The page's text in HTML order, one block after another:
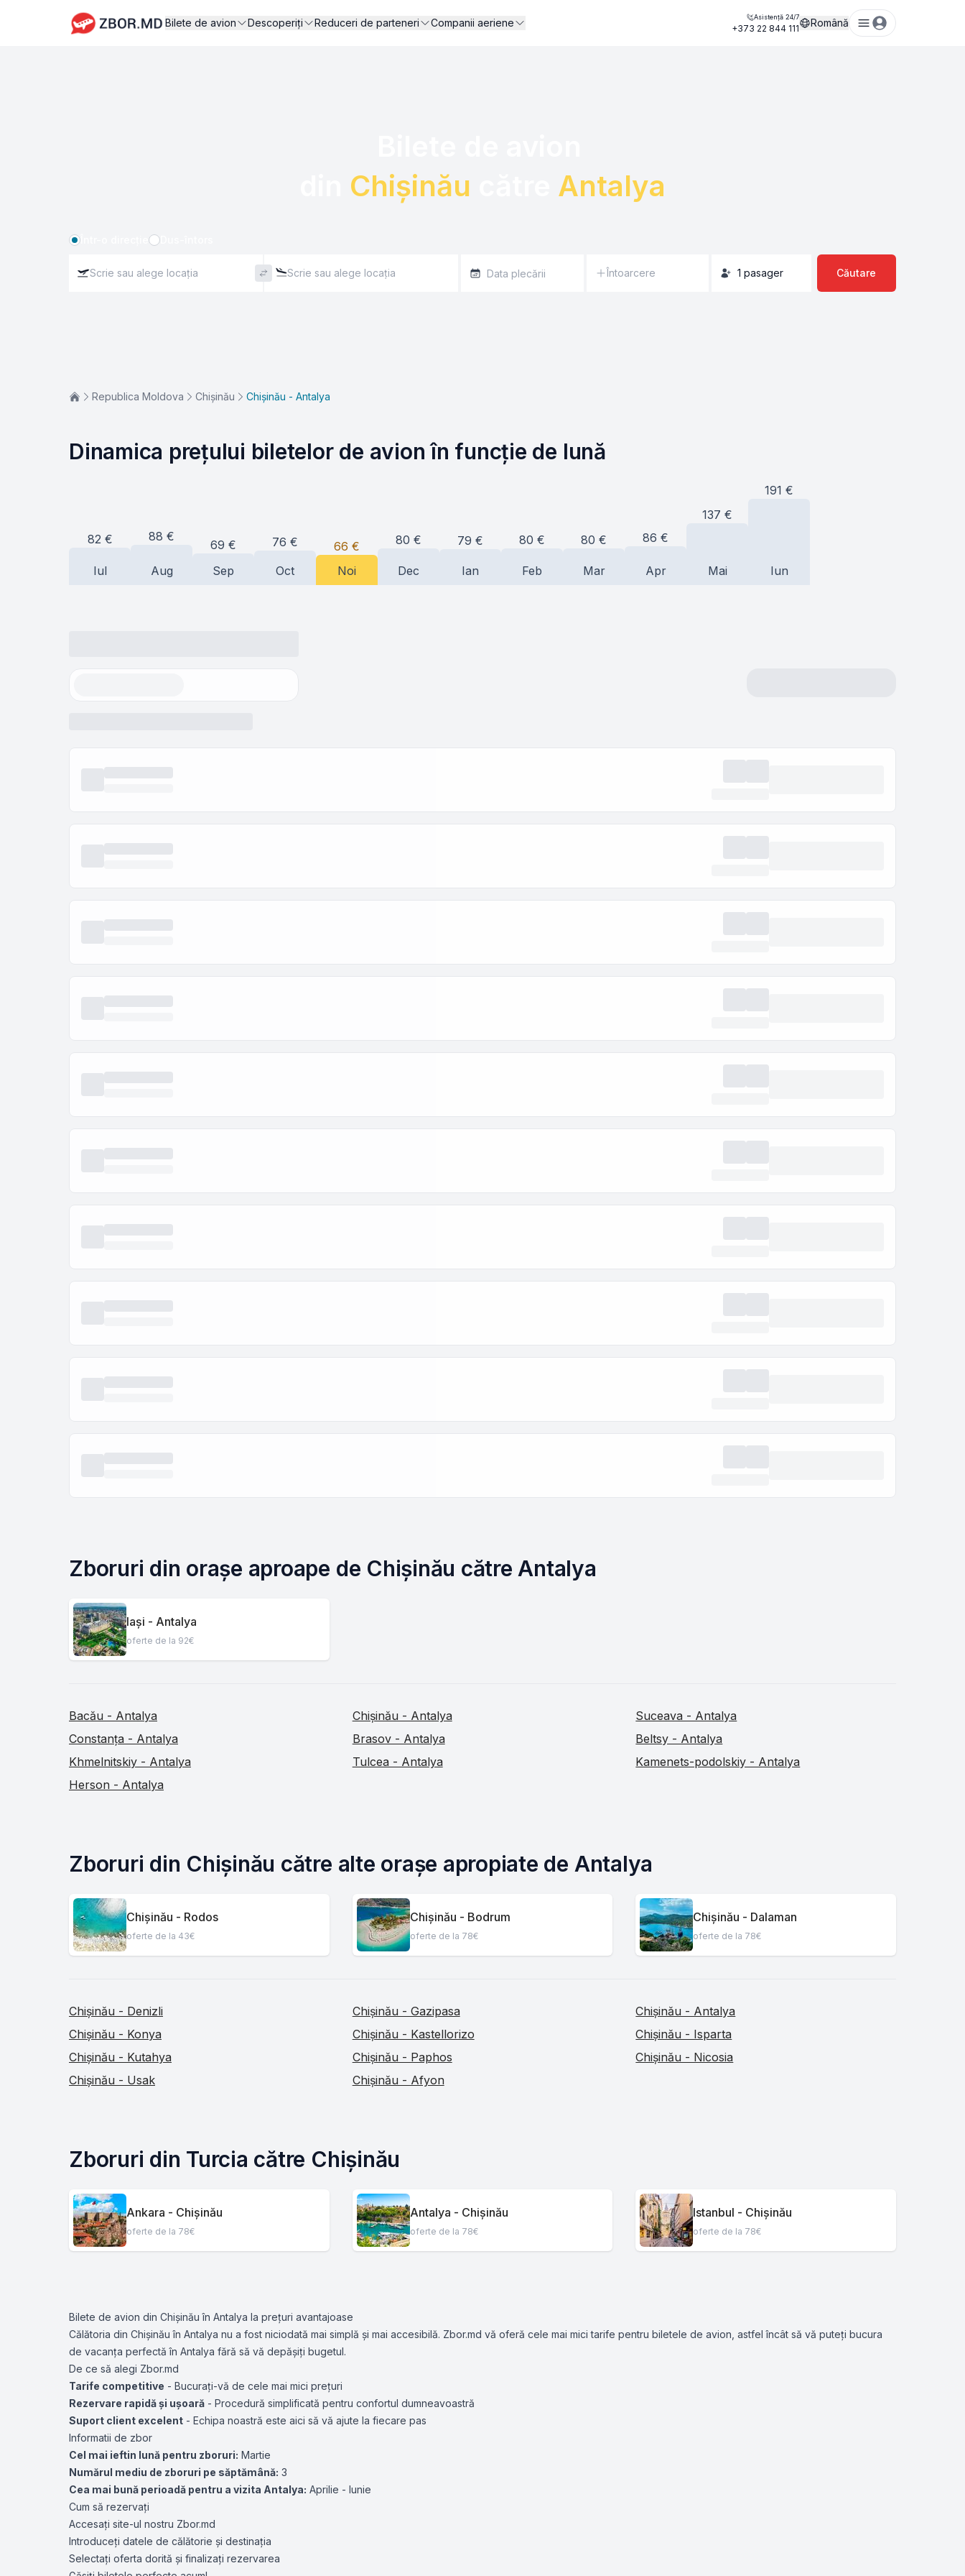
Bilete de avion Descoperiți Reduceri de parteneri Companii aeriene Asistență 24/7
+373 22 844 111 Română
Chișinău Antalya
Întoarcere 1 pasager Căutare
Republica Moldova Chișinău Chișinău - Antalya
Dinamica prețului biletelor de avion în funcție de lună
82 €
Iul
88 €
Aug
69 €
Sep
76 €
Oct
66 €
Noi
80 €
Dec
79 €
Ian
80 €
Feb
80 €
Mar
86 €
Apr
137 €
Mai
191 €
Iun
Zboruri din orașe aproape de Chișinău către Antalya
Iași - Antalya
oferte de la 92€
Bacău - Antalya Chișinău - Antalya
Suceava - Antalya
Constanța - Antalya
Brasov - Antalya
Beltsy - Antalya
Khmelnitskiy - Antalya
Tulcea - Antalya
Kamenets-podolskiy - Antalya
Herson - Antalya
Zboruri din Chișinău către alte orașe apropiate de Antalya
Chișinău - Rodos
oferte de la 43€
Chișinău - Bodrum
oferte de la 78€
Chișinău - Dalaman
oferte de la 78€
Chișinău - Denizli Chișinău - Gazipasa
Chișinău - Antalya
Chișinău - Konya
Chișinău - Kastellorizo
Chișinău - Isparta
Chișinău - Kutahya
Chișinău - Paphos
Chișinău - Nicosia
Chișinău - Usak
Chișinău - Afyon
Zboruri din Turcia către Chișinău
Ankara - Chișinău
oferte de la 78€
Antalya - Chișinău
oferte de la 78€
Istanbul - Chișinău
oferte de la 78€
Bilete de avion din Chișinău în Antalya la prețuri avantajoase
Călătoria din Chișinău în Antalya nu a fost niciodată mai simplă și mai accesibilă. Zbor.md vă oferă cele mai mici tarife pentru biletele de avion, astfel încât să vă puteți bucura
de vacanța perfectă în Antalya fără să vă depășiți bugetul.
De ce să alegi Zbor.md
Tarife competitive - Bucurați-vă de cele mai mici prețuri
Rezervare rapidă și ușoară - Procedură simplificată pentru confortul dumneavoastră
Suport client excelent - Echipa noastră este aici să vă ajute la fiecare pas
Informatii de zbor
Cel mai ieftin lună pentru zboruri: Martie
Numărul mediu de zboruri pe săptămână: 3
Cea mai bună perioadă pentru a vizita Antalya: Aprilie - Iunie
Cum să rezervați
Accesați site-ul nostru Zbor.md
Introduceți datele de călătorie și destinația
Selectați oferta dorită și finalizați rezervarea